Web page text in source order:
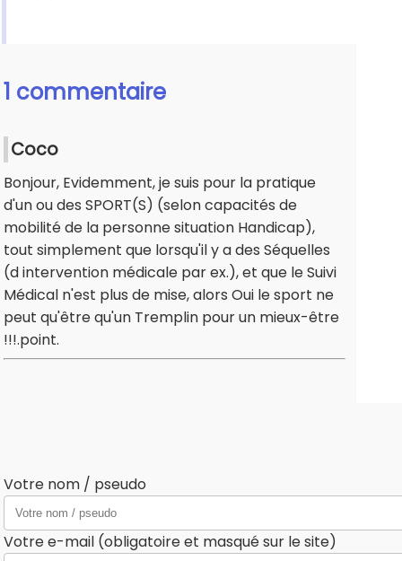
1 commentaire
Coco
Bonjour, Evidemment, je suis pour la pratique
d'un ou des SPORT(S) (selon capacités de
mobilité de la personne situation Handicap),
tout simplement que lorsqu'il y a des Séquelles
(d intervention médicale par ex.), et que le Suivi
Médical n'est plus de mise, alors Oui le sport ne
peut qu'être qu'un Tremplin pour un mieux-être
!!!.point.
Votre nom / pseudo
Votre e-mail (obligatoire et masqué sur le site)